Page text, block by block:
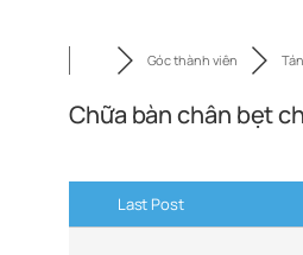
Góc thành viên
Chữa bàn chân bẹt
Last Post